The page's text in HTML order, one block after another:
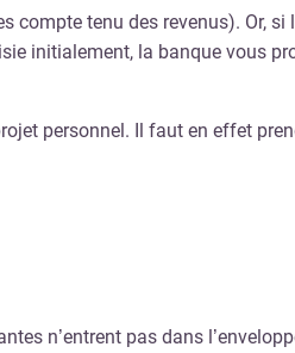
tenu des revenus). Or, si
initialement, la banque vous
personnel. Il faut en effet
n’entrent pas dans